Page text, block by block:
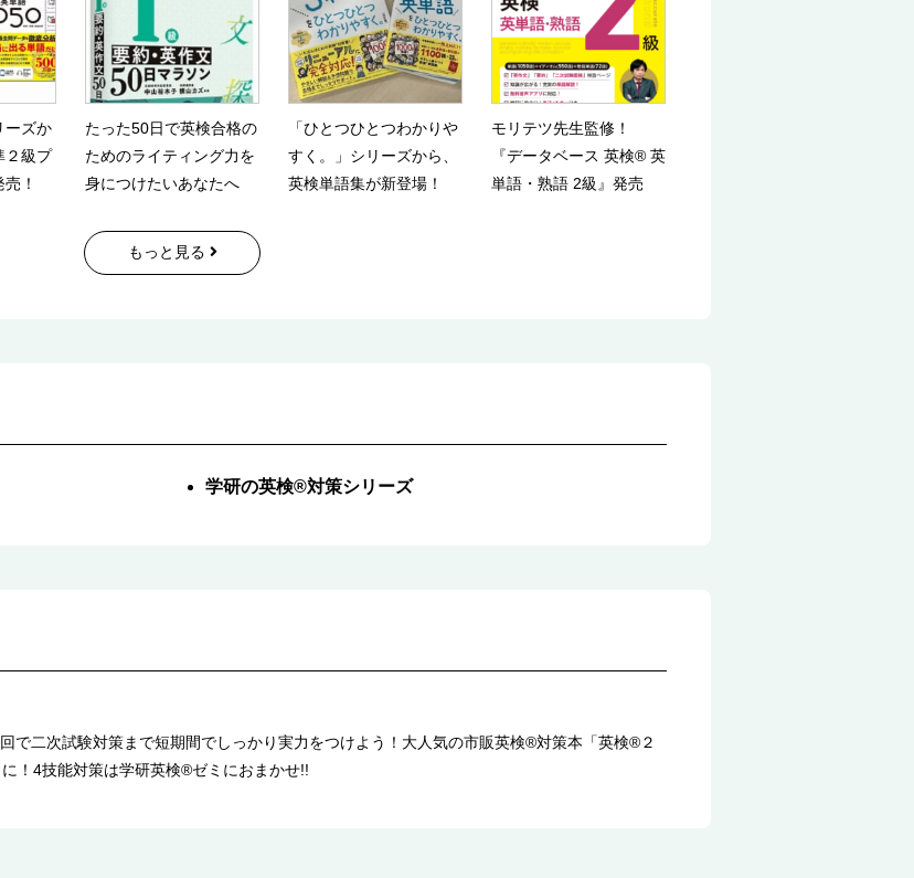
ーズか
２級プ
！
たった50日で英検合格の
ためのライティング力を
身につけたいあなたへ
「ひとつひとつわかりや
すく。」シリーズから、
英検単語集が新登場！
モリテツ先生監修！
『データベース 英検® 英
単語・熟語 2級』発売
もっと見る
学研の英検®対策シリーズ
で二次試験対策まで短期間でしっかり実力をつけよう！大人気の市販英検®対策本「英検®２
！4技能対策は学研英検®ゼミにおまかせ!!